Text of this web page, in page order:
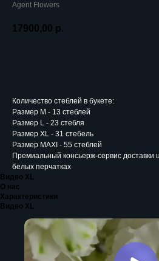
Agent Flowers
17900,00 р.
Количество стеблей в букете:
Размер M - 13 стеблей
Размер L - 23 стебля
Размер XL - 31 стебель
Размер MAXI - 55 стеблей
Премиальный консьерж-сервис доставки
белых перчатках
Видео XL
О нас
Характеристики
Видео XL